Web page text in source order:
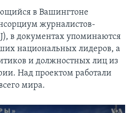
в Вашингтоне
журналистов-
в документах упоминаются
национальных лидеров, а
и должностных лиц из
Над проектом работали
мира.